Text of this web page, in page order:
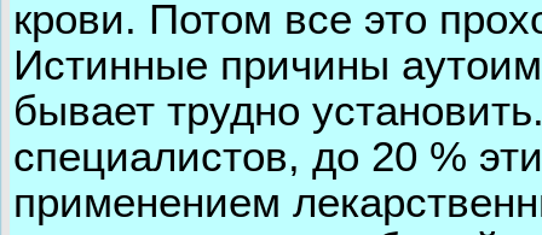
крови. Потом все это
Истинные причины
бывает трудно
специалистов, до 20 %
применением